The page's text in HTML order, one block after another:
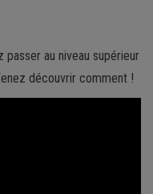
au niveau supérieur
découvrir comment !